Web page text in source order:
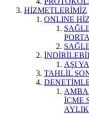
HİZMETLERİMİZ
ONLINE
AŞI
TAHLİL
İÇME